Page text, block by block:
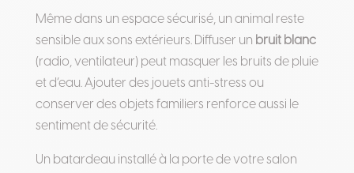
Même dans un espace sécurisé, un animal reste
sensible aux sons extérieurs. Diffuser un bruit blanc
(radio, ventilateur) peut masquer les bruits de pluie
et d’eau. Ajouter des jouets anti-stress ou
conserver des objets familiers renforce aussi le
sentiment de sécurité.
Un batardeau installé à la porte de votre salon